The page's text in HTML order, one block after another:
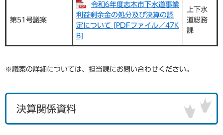
第51号議案
令和6年度志木市下水道事業
利益剰余金の処分及び決算の認
定について [PDFファイル／47K
B]
上下水
道総務
課
※議案の詳細については、担当課にお問い合わせください。
決算関係資料